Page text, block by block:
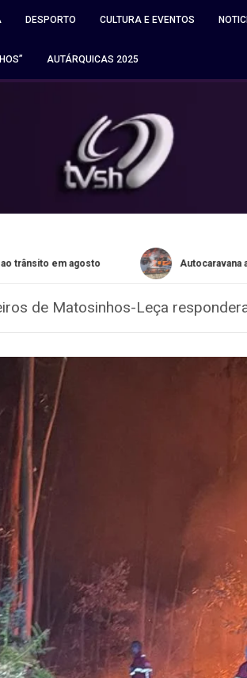
DESPORTO CULTURA E EVENTOS
AUTÁRQUICAS 2025
Autocaravana ardeu junto à praia do
de Matosinhos-Leça